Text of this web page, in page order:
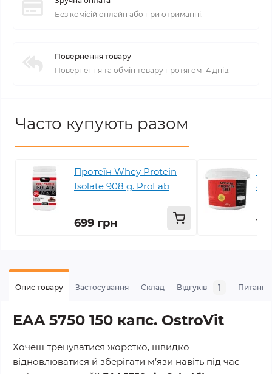
Без комісій онлайн або при отриманні.
Повернення товару
Повернення та обмін товару протягом 14 днів.
Часто купують разом
Протеїн Whey Protein
Isolate 908 g. ProLab
699 грн 1
Опис товару Застосування Склад Відгуків 1 Питання
EAA 5750 150 капс. OstroVit
Хочеш тренуватися жорстко, швидко
відновлюватися й зберігати м’язи навіть під час